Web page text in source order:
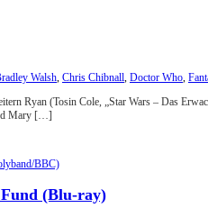
Walsh Chris Chibnall Doctor Who
Ryan (Tosin Cole, „Star Wars – Das
Mary […]
(Blu-ray)